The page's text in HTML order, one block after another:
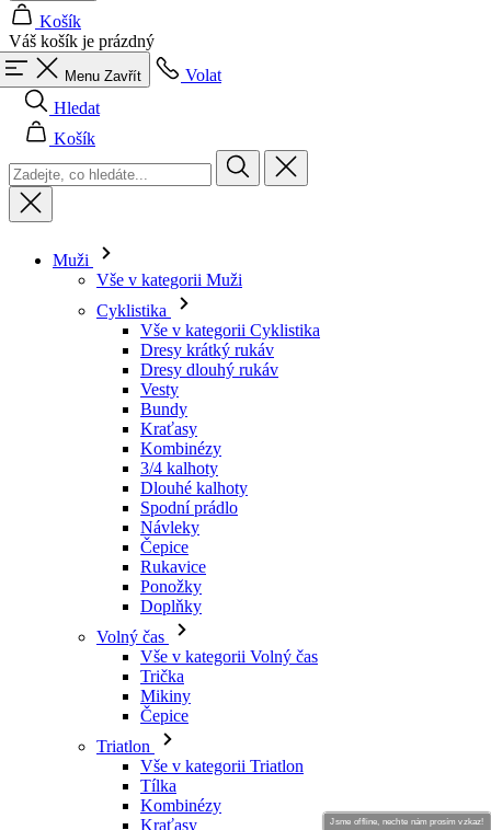
Košík
Váš košík je prázdný
Menu Zavřít
Volat
Hledat
Košík
Muži
Vše v kategorii Muži
Cyklistika
Vše v kategorii Cyklistika
Dresy krátký rukáv
Dresy dlouhý rukáv
Vesty
Bundy
Kraťasy
Kombinézy
3/4 kalhoty
Dlouhé kalhoty
Spodní prádlo
Návleky
Čepice
Rukavice
Ponožky
Doplňky
Volný čas
Vše v kategorii Volný čas
Trička
Mikiny
Čepice
Triatlon
Vše v kategorii Triatlon
Tílka
Kombinézy
Kraťasy
Jsme offline, nechte nám prosím vzkaz!